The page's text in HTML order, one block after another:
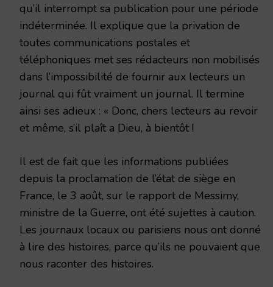
qu’il interrompt sa publication pour une période
indéterminée. Il explique que la privation de
toutes communications postales et
téléphoniques met ses rédacteurs non mobilisés
dans l’impossibilité de fournir aux lecteurs un
journal qui fût vraiment un journal. Il termine
ainsi ses adieux : « Donc, chers lecteurs au revoir
et même, s’il plaît a Dieu, à bientôt !
Il est de fait que les informations publiées
depuis la proclamation de l’état de siège en
France, le 3 août, sur le rapport de Messimy,
ministre de la Guerre, ont été sujettes à caution.
Les journaux locaux ou parisiens nous ont donné
à lire des histoires, parce qu’ils ne pouvaient que
nous raconter des histoires.